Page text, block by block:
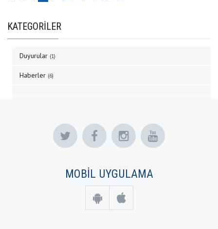
KATEGORİLER
Duyurular (1)
Haberler (6)
MOBİL UYGULAMA